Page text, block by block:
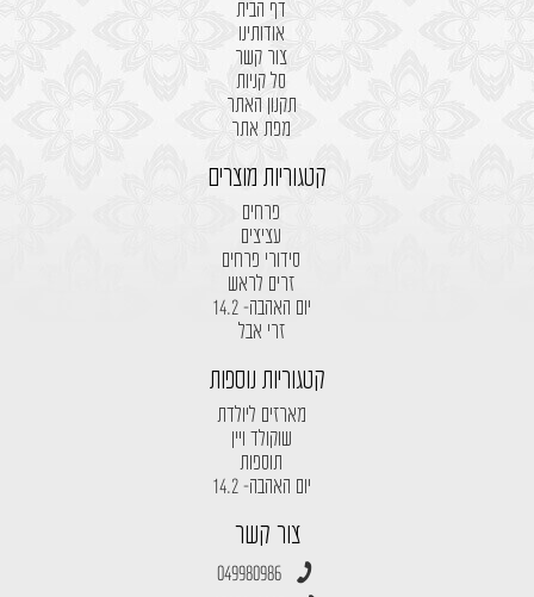
דף הבית
אודותינו
צור קשר
סל קניות
תקנון האתר
מפת אתר
קטגוריות מוצרים
פרחים
עציצים
סידורי פרחים
זרים לראש
יום האהבה- 14.2
זרי אבל
קטגוריות נוספות
מארזים ליולדת
שוקולד ויין
תוספות
יום האהבה- 14.2
צור קשר
049980986